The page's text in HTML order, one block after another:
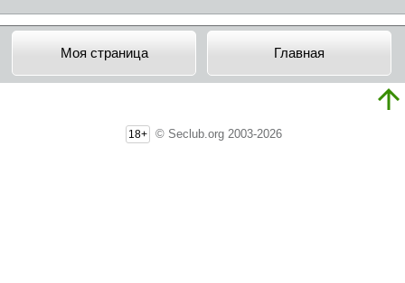
Моя страница Главная
18+ © Seclub.org 2003-2026